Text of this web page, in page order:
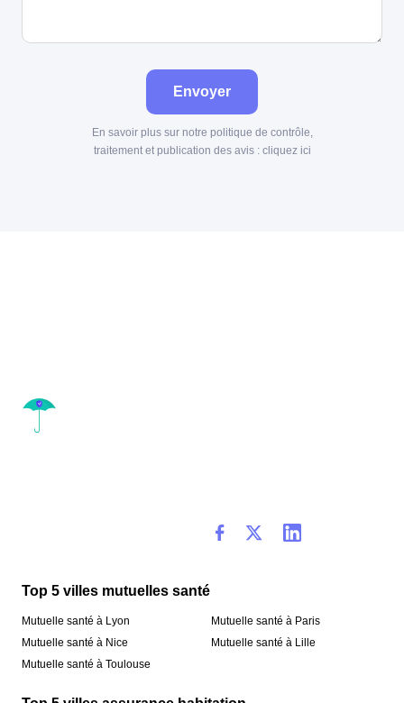
Envoyer
En savoir plus sur notre politique de contrôle,
traitement et publication des avis : cliquez ici
Top 5 villes mutuelles santé
Mutuelle santé à Lyon
Mutuelle santé à Nice
Mutuelle santé à Toulouse
Mutuelle santé à Paris
Mutuelle santé à Lille